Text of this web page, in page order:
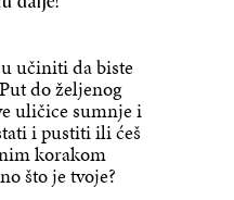
učiniti da biste
do željenog
uličice sumnje i
i pustiti ili ćeš
korakom
što je tvoje?